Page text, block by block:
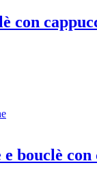
con
e bouclè